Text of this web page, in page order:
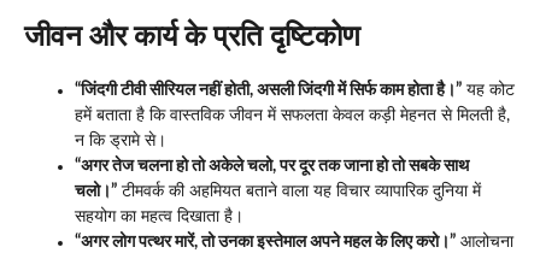
जीवन और कार्य के प्रति दृष्टिकोण
“जिंदगी टीवी सीरियल नहीं होती, असली जिंदगी में सिर्फ काम होता है।” यह कोट
हमें बताता है कि वास्तविक जीवन में सफलता केवल कड़ी मेहनत से मिलती है,
न कि ड्रामे से।
“अगर तेज चलना हो तो अकेले चलो, पर दूर तक जाना हो तो सबके साथ
चलो।” टीमवर्क की अहमियत बताने वाला यह विचार व्यापारिक दुनिया में
सहयोग का महत्व दिखाता है।
“अगर लोग पत्थर मारें, तो उनका इस्तेमाल अपने महल के लिए करो।” आलोचना